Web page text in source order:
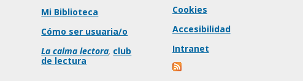
Mi Biblioteca
Cómo ser usuaria/o
La calma lectora, club
de lectura
Cookies
Accesibilidad
Intranet